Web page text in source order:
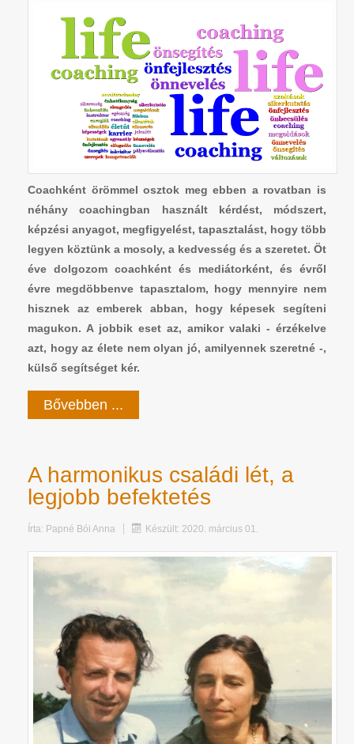
Coachként örömmel osztok meg ebben a rovatban is
néhány coachingban használt kérdést, módszert,
képzési anyagot, megfigyelést, tapasztalást, hogy több
legyen köztünk a mosoly, a kedvesség és a szeretet. Öt
éve dolgozom coachként és mediátorként, és évről
évre megdöbbenve tapasztalom, hogy mennyire nem
hisznek az emberek abban, hogy képesek segíteni
magukon. A jobbik eset az, amikor valaki - érzékelve
azt, hogy az élete nem olyan jó, amilyennek szeretné -,
külső segítséget kér.
Bővebben ...
A harmonikus családi lét, a
legjobb befektetés
Írta: Papné Bói Anna Készült: 2020. március 01.